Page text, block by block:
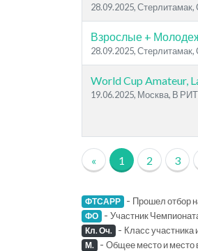
28.09.2025,
Взрослые +
28.09.2025,
World Cup Amateur,
19.06.2025, Москва, В
« 1 2 3
ФТСАРР - Прошел отбор
ФО - Участник
Кл. Оч. - Класс участника
М. - Общее место и место